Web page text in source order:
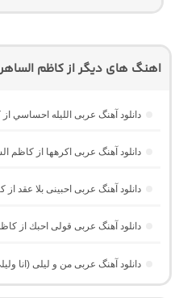
اهنگ های دیگر از کاظم الساهر
دانلود آهنگ عربی اللیله احساسي
دانلود آهنگ عربی اکرهها از کاظم
دانلود آهنگ عربی احبینی بلا عقد از
دانلود آهنگ عربی قولی احبك از
دانلود آهنگ عربی من و لیلی (انا